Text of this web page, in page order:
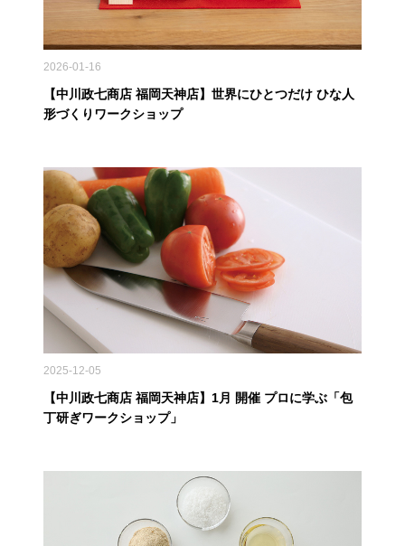
2026-01-16
【中川政七商店 福岡天神店】世界にひとつだけ ひな人
形づくりワークショップ
2025-12-05
【中川政七商店 福岡天神店】1月 開催 プロに学ぶ「包
丁研ぎワークショップ」